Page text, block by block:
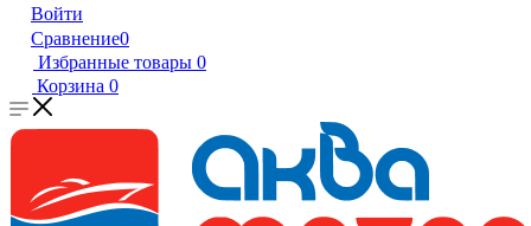
Войти
Сравнение0
Избранные товары 0
Корзина 0